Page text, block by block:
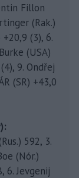
Fillon
(Rak.)
(3), 6.
(USA)
9. Ondřej
(SR) +43,0
592, 3.
(Nór.)
6. Jevgenij